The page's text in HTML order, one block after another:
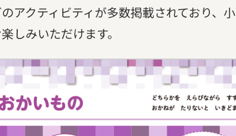
アクティビティが多数掲載されており、
しみいただけます。